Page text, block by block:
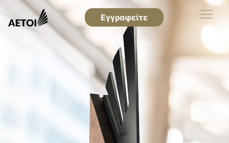
Εγγραφείτε